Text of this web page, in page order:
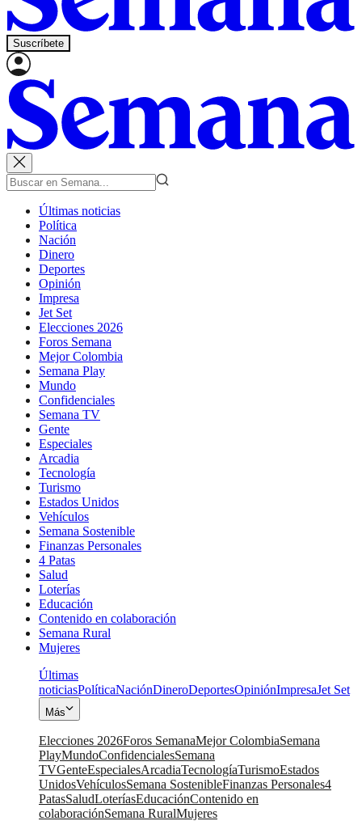
Suscríbete
Últimas noticias
Política
Nación
Dinero
Deportes
Opinión
Impresa
Jet Set
Elecciones 2026
Foros Semana
Mejor Colombia
Semana Play
Mundo
Confidenciales
Semana TV
Gente
Especiales
Arcadia
Tecnología
Turismo
Estados Unidos
Vehículos
Semana Sostenible
Finanzas Personales
4 Patas
Salud
Loterías
Educación
Contenido en colaboración
Semana Rural
Mujeres
Últimas
noticiasPolíticaNaciónDineroDeportesOpiniónImpresaJet Set
Más
Elecciones 2026Foros SemanaMejor ColombiaSemana
PlayMundoConfidencialesSemana
TVGenteEspecialesArcadiaTecnologíaTurismoEstados
UnidosVehículosSemana SostenibleFinanzas Personales4
PatasSaludLoteríasEducaciónContenido en
colaboraciónSemana RuralMujeres